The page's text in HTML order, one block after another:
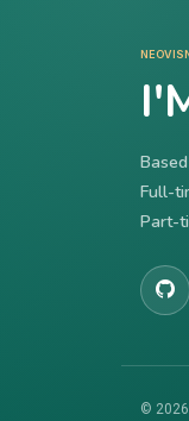
Full-
Part-
© 2026